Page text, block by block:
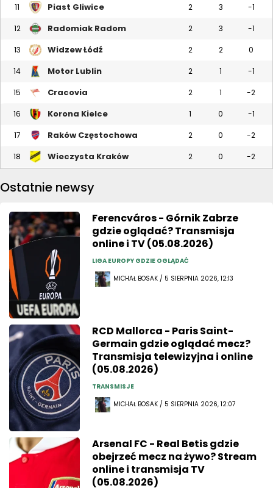
11 Piast Gliwice 2 3 -1
12 Radomiak Radom 2 3 -1
13 Widzew Łódź 2 2 0
14 Motor Lublin 2 1 -1
15 Cracovia 2 1 -2
16 Korona Kielce 1 0 -1
17 Raków Częstochowa 2 0 -2
18 Wieczysta Kraków 2 0 -2
Ostatnie newsy
Ferencváros - Górnik Zabrze
gdzie oglądać? Transmisja
online i TV (05.08.2026)
LIGA EUROPY GDZIE OGLĄDAĆ
MICHAŁ BOSAK / 5 SIERPNIA 2026, 12:13
RCD Mallorca - Paris Saint-
Germain gdzie oglądać mecz?
Transmisja telewizyjna i online
(05.08.2026)
TRANSMISJE
MICHAŁ BOSAK / 5 SIERPNIA 2026, 12:07
Arsenal FC - Real Betis gdzie
obejrzeć mecz na żywo? Stream
online i transmisja TV
(05.08.2026)